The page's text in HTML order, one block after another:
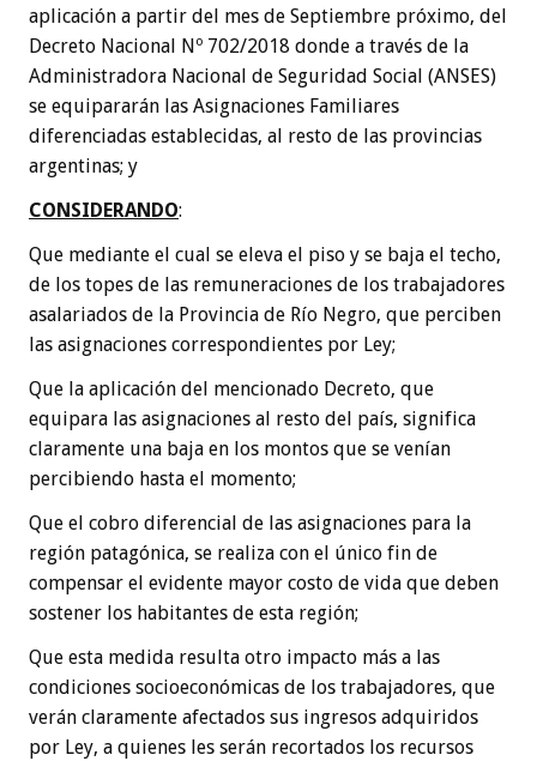
aplicación a partir del mes de Septiembre próximo, del
Decreto Nacional Nº 702/2018 donde a través de la
Administradora Nacional de Seguridad Social (ANSES)
se equipararán las Asignaciones Familiares
diferenciadas establecidas, al resto de las provincias
argentinas; y
CONSIDERANDO:
Que mediante el cual se eleva el piso y se baja el techo,
de los topes de las remuneraciones de los trabajadores
asalariados de la Provincia de Río Negro, que perciben
las asignaciones correspondientes por Ley;
Que la aplicación del mencionado Decreto, que
equipara las asignaciones al resto del país, significa
claramente una baja en los montos que se venían
percibiendo hasta el momento;
Que el cobro diferencial de las asignaciones para la
región patagónica, se realiza con el único fin de
compensar el evidente mayor costo de vida que deben
sostener los habitantes de esta región;
Que esta medida resulta otro impacto más a las
condiciones socioeconómicas de los trabajadores, que
verán claramente afectados sus ingresos adquiridos
por Ley, a quienes les serán recortados los recursos